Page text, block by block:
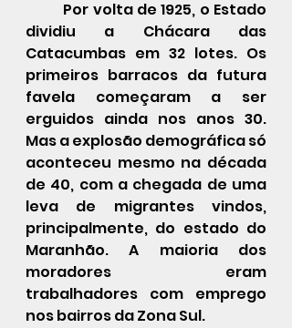
dividiu a Chácara das
Catacumbas em 32 lotes. Os
primeiros barracos da futura
favela começaram a ser
erguidos ainda nos anos 30.
Mas a explosão demográfica só
aconteceu mesmo na década
de 40, com a chegada de uma
leva de migrantes vindos,
principalmente, do estado do
Maranhão. A maioria dos
moradores eram
trabalhadores com emprego
nos bairros da Zona Sul.